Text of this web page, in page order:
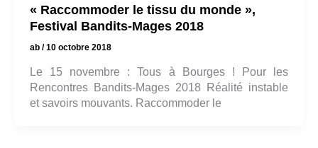
« Raccommoder le tissu du monde »,
Festival Bandits-Mages 2018
ab /10 octobre 2018
Le 15 novembre : Tous à Bourges ! Pour les
Rencontres Bandits-Mages 2018 Réalité instable
et savoirs mouvants. Raccommoder le